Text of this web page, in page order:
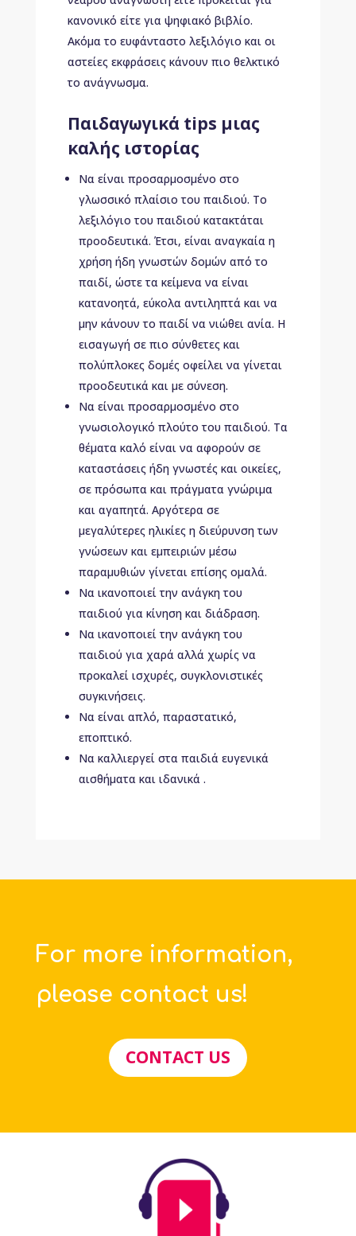
κανονικό είτε για ψηφιακό βιβλίο.
Ακόμα το ευφάνταστο λεξιλόγιο και οι
αστείες εκφράσεις κάνουν πιο θελκτικό
το ανάγνωσμα.
Παιδαγωγικά tips μιας
καλής ιστορίας
Να είναι προσαρμοσμένο στο
γλωσσικό πλαίσιο του παιδιού. Το
λεξιλόγιο του παιδιού κατακτάται
προοδευτικά. Έτσι, είναι αναγκαία η
χρήση ήδη γνωστών δομών από το
παιδί, ώστε τα κείμενα να είναι
κατανοητά, εύκολα αντιληπτά και να
μην κάνουν το παιδί να νιώθει ανία. Η
εισαγωγή σε πιο σύνθετες και
πολύπλοκες δομές οφείλει να γίνεται
προοδευτικά και με σύνεση.
Να είναι προσαρμοσμένο στο
γνωσιολογικό πλούτο του παιδιού. Τα
θέματα καλό είναι να αφορούν σε
καταστάσεις ήδη γνωστές και οικείες,
σε πρόσωπα και πράγματα γνώριμα
και αγαπητά. Αργότερα σε
μεγαλύτερες ηλικίες η διεύρυνση των
γνώσεων και εμπειριών μέσω
παραμυθιών γίνεται επίσης ομαλά.
Να ικανοποιεί την ανάγκη του
παιδιού για κίνηση και διάδραση.
Να ικανοποιεί την ανάγκη του
παιδιού για χαρά αλλά χωρίς να
προκαλεί ισχυρές, συγκλονιστικές
συγκινήσεις.
Να είναι απλό, παραστατικό,
εποπτικό.
Να καλλιεργεί στα παιδιά ευγενικά
αισθήματα και ιδανικά .
For more information,
please contact us!
CONTACT US